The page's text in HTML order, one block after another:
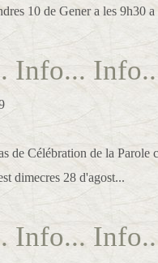
10 de Gener a les 9h30 a
Info...
de Célébration de la Parole
dimecres 28 d'agost...
Info...